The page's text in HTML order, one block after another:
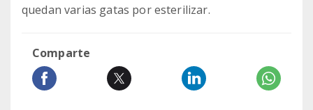
quedan varias gatas por esterilizar.
Comparte